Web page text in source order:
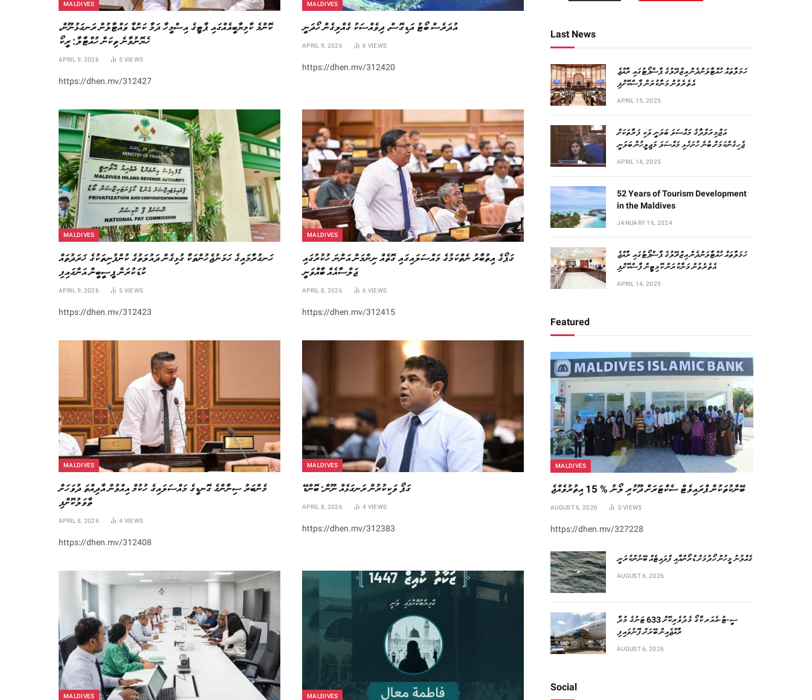
MALDIVES
ކޮންމެ ކާމިޔާބީއެއްގައި ޕާޓީގެ އިސްމީހާ ދަމާ ކަންޑާ ވައްޓާލުން ރަނގަޅުނޫން،
ހެޔޮނުވާނެ ތިކަން ހުއްޓާލާ: ރީކޯ
APRIL 9, 2026 5 VIEWS
https://dhen.mv/312427
MALDIVES
އުދަރެސް ބޯޓު އަޑިގޮސް، ދިވެއްސަކު ގެއްލިގެން ހޯދަނީ
APRIL 9, 2026 6 VIEWS
https://dhen.mv/312420
MALDIVES
ހަނގުރާމައިގެ ހަމަނުޖެހުންތަކާ ގުޅިގެން ދައުލަތުގެ ކުންފުނިތަކުގެ ޚަރަދުތައް
ކުޑަކުރަން ޕީސީބީން އަންގައިފި
APRIL 9, 2026 5 VIEWS
https://dhen.mv/312423
MALDIVES
ގަޕޯގެ އިތުބާރު ނެތްކަމުގެ މައްސަލައިގައި ގޮތެއް ނިންމަން އަންނަ ހުކުރުގައި
ޖަލްސާއެއް ބާއްވަނީ
APRIL 8, 2026 6 VIEWS
https://dhen.mv/312415
MALDIVES
މެންބަރު ސިނާންގެ ގޮނޑީގެ މައްސަލައިގެ ހުކުމް އިއްވުން އާދިއްތަ ދުވަހަށް
ތާވަލުކޮށްފި
APRIL 8, 2026 4 VIEWS
https://dhen.mv/312408
MALDIVES
ގަޕޯ ވަކިކުރުން ރަނގަޅެއް ނޫން: ބޮންޑޭ
APRIL 8, 2026 4 VIEWS
https://dhen.mv/312383
MALDIVES MALDIVES
Last News
ހަމަލާތައް ހުއްޓާލަންދެން އިޒްރޭލުގެ ޕާސްޕޯޓުގައި ރާއްޖެ
އެތެރެވުން މަނާކުރަން ފާސްކޮށްފި
APRIL 15, 2025
އަޒްމިރަލްދާގެ މައްސަލަ ބަލަނީ ވަކި ފަރާތަކަށް
ޖެހިގެންކަމަށް ބުނެ ހުށަހެޅި މައްސަލަ މަޖިލީހުން ބަލަނީ
APRIL 14, 2025
52 Years of Tourism Development
in the Maldives
JANUARY 16, 2024
ހަމަލާތައް ހުއްޓާލަންދެން އިޒްރޭލުގެ ޕާސްޕޯޓުގައި ރާއްޖެ
އެތެރެވުން މަނާކުރަން ކޮމިޓީން ފާސްކޮށްފި
APRIL 14, 2025
Featured
MALDIVES
ބޭންކުތަކުން ޕްރައިވެޓް ސެކްޓަރަށް ދޫކުރި ލޯނު % 15 އިތުރުވެއްޖެ
AUGUST 6, 2026 0VIEWS
https://dhen.mv/327228
ގެއްލުނު މީހުން ހޯދުމަށް ޑްރޯންއާއި ފްލައިޓެއް ބޭނުންކުރަނީ
AUGUST 6, 2026
ސީ-ޓު-އެއަރ ކާގޯ މެދުވެރިކޮށް 633 ޓަނުގެ މުދާ
ރާއްޖެއިން ބޭރަށް ފޮނުވައިފި
AUGUST 6, 2026
Social